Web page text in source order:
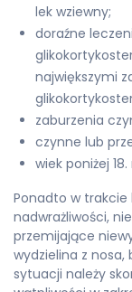
lek wziewny;
doraźne
największymi
zaburzenia
czynne lub
wiek poniżej
Ponadto w
nadwrażliwości,
przemijające
wydzielina z nosa,
sytuacji należy